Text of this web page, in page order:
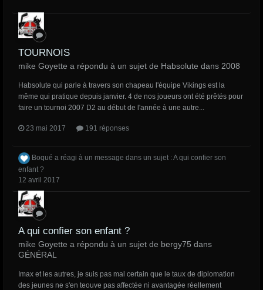
TOURNOIS
mike Goyette a répondu à un sujet de Habsolute dans 2008
Habsolute qui parle à travers son chapeau l'équipe Vikings est la
même qui pratique depuis janvier. 4 de nos joueurs ont été prêtés pour
faire un tournoi 2007 D2 au début de l'année à une autre...
23 mai 2017 191 réponses
Boqué a réagi à un message dans un sujet :A qui confier son
enfant ?
12 avril 2017
A qui confier son enfant ?
mike Goyette a répondu à un sujet de bergy75 dans
GÉNÉRAL
Imax et les autres, je suis pas mal certain que le taux de diplomation
des jeunes ne s'en teouve pas affectée ni avantagée réellement